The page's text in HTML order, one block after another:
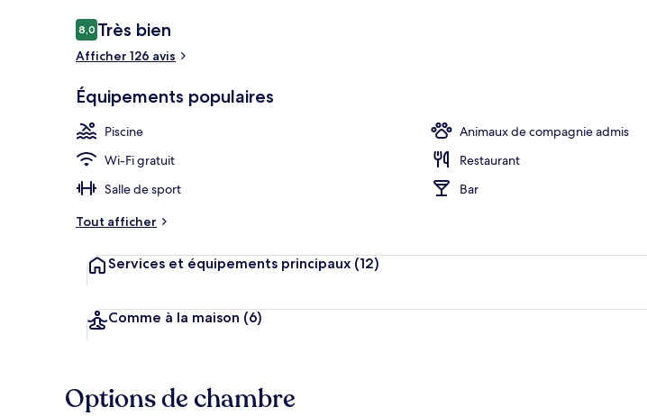
Avis
voyageurs
8,08,0 sur 10
Très bien
Afficher 126 avis
Équipements populaires
Piscine
Animaux de compagnie admis
Wi-Fi gratuit
Restaurant
Salle de sport
Bar
Tout afficher
Services et équipements principaux (12)
Comme à la maison (6)
Options de chambre